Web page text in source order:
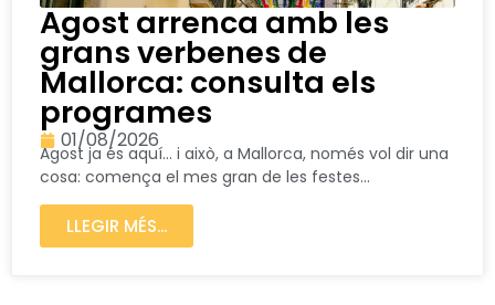
Agost arrenca amb les
grans verbenes de
Mallorca: consulta els
programes
01/08/2026
Agost ja és aquí… i això, a Mallorca, només vol dir una
cosa: comença el mes gran de les festes...
LLEGIR MÉS...